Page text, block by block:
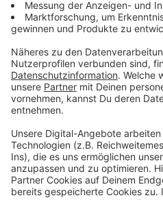
Weitere Infos
Anzeige
Die Stadt informiert über
Dienststellen in Zeiten von
Personalausweis oder
dem Fahrradkurier liefern
Anzeige